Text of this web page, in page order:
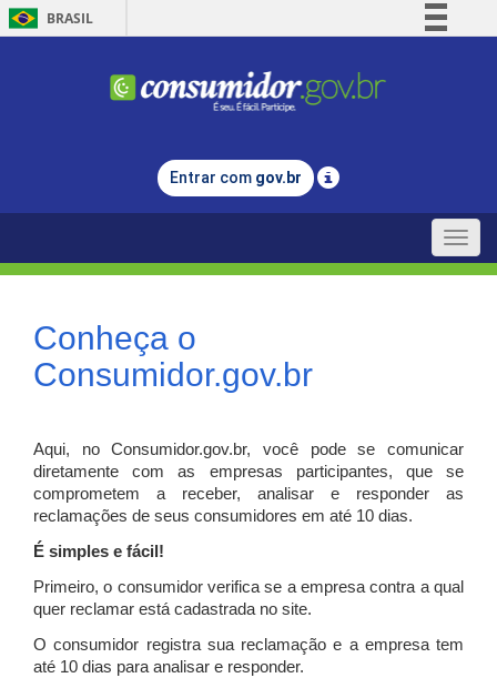
BRASIL
Comunica BR
Legislação
Entrar com gov.br
Toggle
Conheça o
Consumidor.gov.br
Aqui, no Consumidor.gov.br, você pode se comunicar
diretamente com as empresas participantes, que se
comprometem a receber, analisar e responder as
reclamações de seus consumidores em até 10 dias.
É simples e fácil!
Primeiro, o consumidor verifica se a empresa contra a qual
quer reclamar está cadastrada no site.
O consumidor registra sua reclamação e a empresa tem
até 10 dias para analisar e responder.